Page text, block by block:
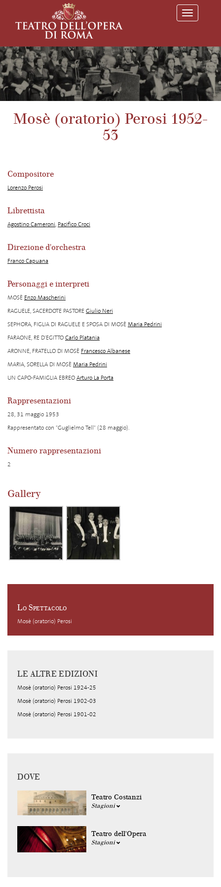
T
o
l
e
a
v
t
i
Mosè (oratorio) Perosi 1952-
53
Compositore
Lorenzo Perosi
Librettista
Agostino Cameroni, Pacifico Croci
Direzione d'orchestra
Franco Capuana
Personaggi e interpreti
MOSÈ Enzo Mascherini
RAGUELE, SACERDOTE PASTOREGiulio Neri
SEPHORA, FIGLIA DI RAGUELE E SPOSA DI MOSÈMaria Pedrini
FARAONE, RE D'EGITTOCarlo Platania
ARONNE, FRATELLO DI MOSÈ Francesco Albanese
MARIA, SORELLA DI MOSÈMaria Pedrini
UN CAPO-FAMIGLIA EBREOArturo La Porta
Rappresentazioni
28, 31 maggio 1953
Rappresentato con "Guglielmo Tell" (28 maggio).
Numero rappresentazioni
2
Gallery
Lo Spettacolo
Mosè (oratorio) Perosi
LE ALTRE EDIZIONI
Mosè (oratorio) Perosi 1924-25
Mosè (oratorio) Perosi 1902-03
Mosè (oratorio) Perosi 1901-02
DOVE
Teatro Costanzi
Stagioni
Teatro dell'Opera
Stagioni